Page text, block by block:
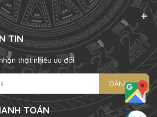
TIN
thật nhiều ưu đãi
ĐĂNG KÝ
TOÁN